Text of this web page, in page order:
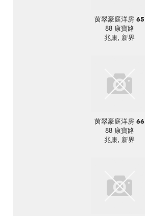
茵翠豪庭洋房 65
88 康寶路
兆康, 新界
茵翠豪庭洋房 66
88 康寶路
兆康, 新界